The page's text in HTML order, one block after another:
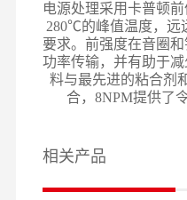
电源处理采用卡普顿
280℃的峰值温度，远
要求。前强度在音圈
功率传输，并有助于
料与最先进的粘合剂
合，8NPM提供了
相关产品